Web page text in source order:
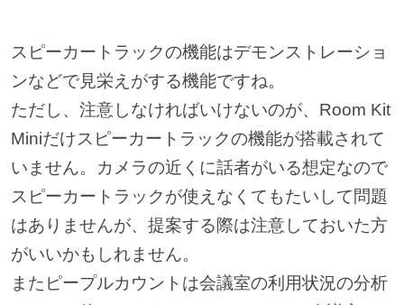
スピーカートラックの機能はデモンストレーショ
ンなどで見栄えがする機能ですね。
ただし、注意しなければいけないのが、Room Kit
Miniだけスピーカートラックの機能が搭載されて
いません。カメラの近くに話者がいる想定なので
スピーカートラックが使えなくてもたいして問題
はありませんが、提案する際は注意しておいた方
がいいかもしれません。
またピープルカウントは会議室の利用状況の分析